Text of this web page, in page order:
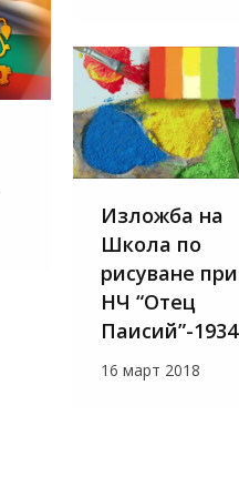
Изложба на
Школа по
рисуване при
НЧ “Отец
Паисий”-1934
16 март 2018